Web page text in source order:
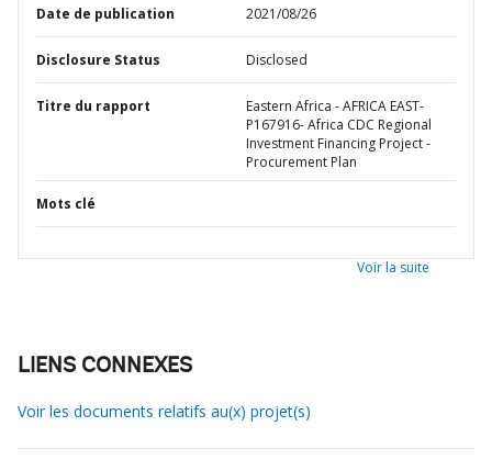
Date de publication 2021/08/26
Disclosure Status Disclosed
Titre du rapport
Eastern Africa - AFRICA EAST-
P167916- Africa CDC Regional
Investment Financing Project -
Procurement Plan
Mots clé
Voir la suite
LIENS CONNEXES
Voir les documents relatifs au(x) projet(s)